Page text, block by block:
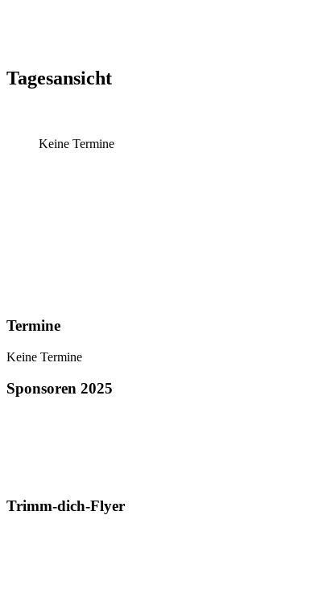
Tagesansicht
Keine Termine
Termine
Keine Termine
Sponsoren 2025
Trimm-dich-Flyer